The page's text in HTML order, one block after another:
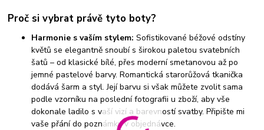
Proč si vybrat právě tyto boty?
Harmonie s vaším stylem: Sofistikované béžové odstíny
květů se elegantně snoubí s širokou paletou svatebních
šatů – od klasické bílé, přes moderní smetanovou až po
jemné pastelové barvy. Romantická starorůžová tkanička
dodává šarm a styl. Její barvu si však můžete zvolit sama
podle vzorníku na poslední fotografii u zboží, aby vše
dokonale ladilo s vaší vizí a barevností svatby. Připište mi
vaše přání do poznámky v objednávce.